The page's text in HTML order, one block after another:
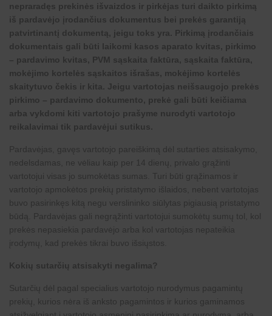
nepraradęs prekinės išvaizdos ir pirkėjas turi daikto pirkimą
iš pardavėjo įrodančius dokumentus bei prekės garantiją
patvirtinantį dokumentą, jeigu toks yra. Pirkimą įrodančiais
dokumentais gali būti laikomi kasos aparato kvitas, pirkimo
– pardavimo kvitas, PVM sąskaita faktūra, sąskaita faktūra,
mokėjimo kortelės sąskaitos išrašas, mokėjimo kortelės
skaitytuvo čekis ir kita. Jeigu vartotojas neišsaugojo prekės
pirkimo – pardavimo dokumento, prekė gali būti keičiama
arba vykdomi kiti vartotojo prašyme nurodyti vartotojo
reikalavimai tik pardavėjui sutikus.
Pardavėjas, gavęs vartotojo pareiškimą dėl sutarties atsisakymo,
nedelsdamas, ne vėliau kaip per 14 dienų, privalo grąžinti
vartotojui visas jo sumokėtas sumas. Turi būti grąžinamos ir
vartotojo apmokėtos prekių pristatymo išlaidos, nebent vartotojas
buvo pasirinkęs kitą negu verslininko siūlytas pigiausią pristatymo
būdą. Pardavėjas gali negrąžinti vartotojui sumokėtų sumų tol, kol
prekės nepasiekia pardavėjo arba kol vartotojas nepateikia
įrodymų, kad prekės tikrai buvo išsiųstos.
Kokių sutarčių atsisakyti negalima?
Sutarčių dėl pagal specialius vartotojo nurodymus pagamintų
prekių, kurios nėra iš anksto pagamintos ir kurios gaminamos